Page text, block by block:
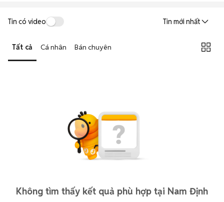
Tin có video Tin mới nhất
Tất cả Cá nhân Bán chuyên
Không tìm thấy kết quả phù hợp tại Nam Định